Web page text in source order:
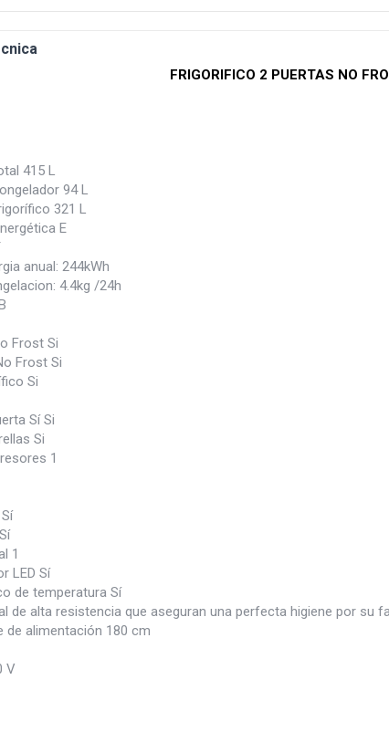
FRIGORIFICO 2 PUERTAS NO
415 L
94 L
321 L
E
anual: 244kWh
4.4kg /24h
Frost Si
Frost Si
Si
Sí Si
Si
1
1
LED Sí
de temperatura Sí
de alta resistencia que aseguran una perfecta higiene por su
de alimentación 180 cm
V